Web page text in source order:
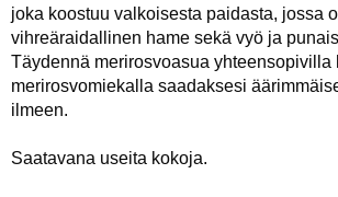
joka koostuu valkoisesta paidasta, jossa
vihreäraidallinen hame sekä vyö ja
Täydennä merirosvoasua yhteensopivilla
merirosvomiekalla saadaksesi
ilmeen.
Saatavana useita kokoja.